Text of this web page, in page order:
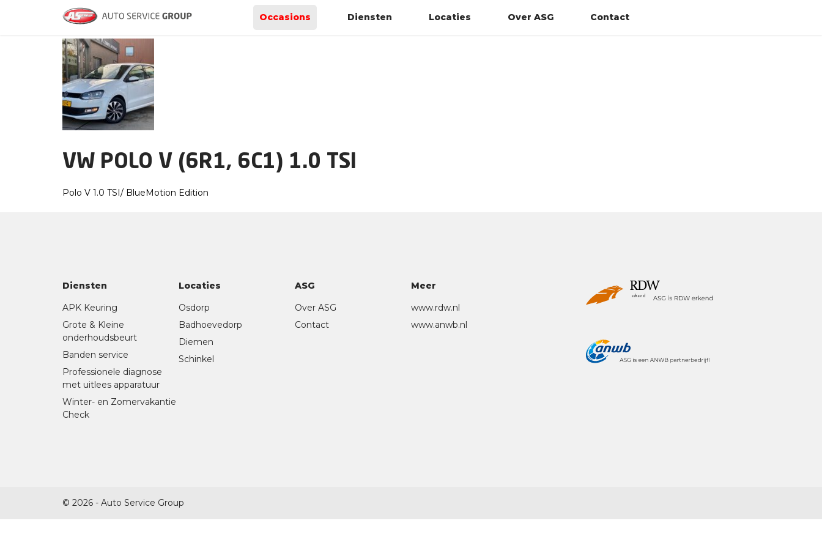
Occasions Diensten Locaties Over ASG Contact
Archieven
VW POLO V (6R1, 6C1) 1.0 TSI
Polo V 1.0 TSI/ BlueMotion Edition
Diensten
APK Keuring
Grote & Kleine
onderhoudsbeurt
Banden service
Professionele diagnose
met uitlees apparatuur
Winter- en Zomervakantie
Check
Locaties
Osdorp
Badhoevedorp
Diemen
Schinkel
ASG
Over ASG
Contact
Meer
www.rdw.nl
www.anwb.nl
© 2026 - Auto Service Group